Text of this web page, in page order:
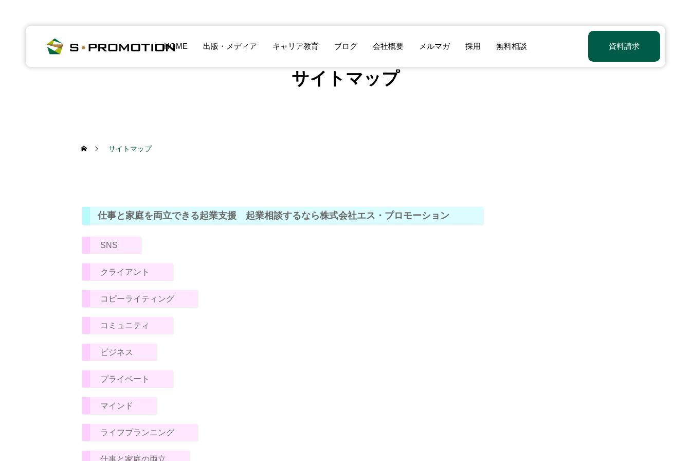
HOME 出版・メディア キャリア教育 ブログ 会社概要 メルマガ 採用 無料相談 資料請求
サイトマップ
サイトマップ
仕事と家庭を両立できる起業支援 起業相談するなら株式会社エス・プロモーション
SNS
クライアント
コピーライティング
コミュニティ
ビジネス
プライベート
マインド
ライフプランニング
仕事と家庭の両立